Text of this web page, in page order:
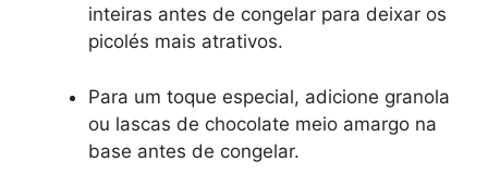
inteiras antes de congelar para deixar os
picolés mais atrativos.
Para um toque especial, adicione granola
ou lascas de chocolate meio amargo na
base antes de congelar.